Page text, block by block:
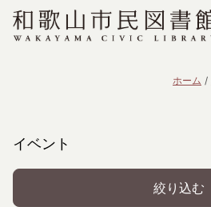
ホーム
イベント
絞り込む